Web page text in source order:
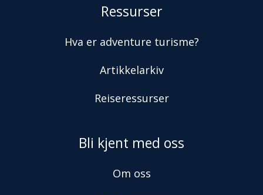
Ressurser
Hva er adventure turisme?
Artikkelarkiv
Reiseressurser
Bli kjent med oss
Om oss